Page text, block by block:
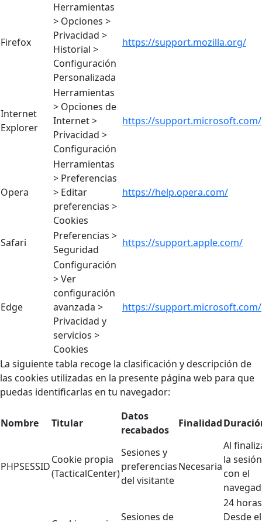
Firefox
Herramientas
> Opciones >
Privacidad >
Historial >
Configuración
Personalizada
https://support.mozilla.org/
Internet
Explorer
Herramientas
> Opciones de
Internet >
Privacidad >
Configuración
https://support.microsoft.com/
Opera
Herramientas
> Preferencias
> Editar
preferencias >
Cookies
https://help.opera.com/
Safari
Preferencias >
Seguridad
https://support.apple.com/
Edge
Configuración
> Ver
configuración
avanzada >
Privacidad y
servicios >
Cookies
https://support.microsoft.com/
La siguiente tabla recoge la clasificación y descripción de
las cookies utilizadas en la presente página web para que
puedas identificarlas en tu navegador:
Nombre Titular
Datos
recabados
Finalidad
PHPSESSID
Cookie propia
(TacticalCenter)
Sesiones y
preferencias
del visitante
Necesaria
Al
la sesión
con el
Sesiones de
24
Desde el